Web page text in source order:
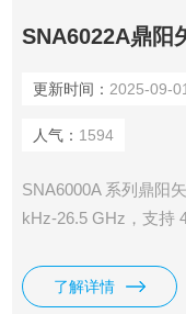
SNA6022A鼎阳
更新时间： 2025-09-01
人气： 1594
SNA6000A 系列鼎阳
kHz-26.5 GHz，支持
持端口阻抗转换、端
能，支持夹具仿真和
了解详情